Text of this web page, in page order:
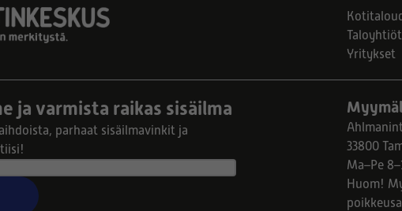
Taloyhtiöt
Yritykset
ja varmista raikas sisäilma
parhaat sisäilmavinkit ja
33800
Ma–Pe
Huom!